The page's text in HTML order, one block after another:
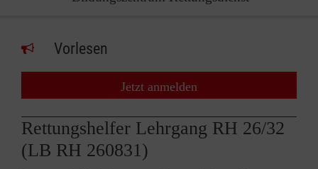
Vorlesen
Jetzt anmelden
Rettungshelfer Lehrgang RH 26/32
(LB RH 260831)